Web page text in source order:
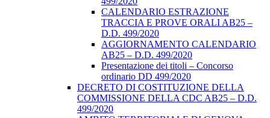
CALENDARIO ESTRAZIONE
TRACCIA E PROVE ORALI AB25 –
D.D. 499/2020
AGGIORNAMENTO CALENDARIO
AB25 – D.D. 499/2020
Presentazione dei titoli – Concorso
ordinario DD 499/2020
DECRETO DI COSTITUZIONE DELLA
COMMISSIONE DELLA CDC AB25 – D.D.
499/2020